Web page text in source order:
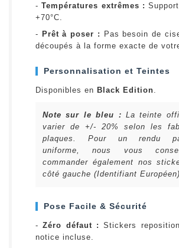
-Températures extrêmes :
+70°C.
- Prêt à poser :
Pas besoin de
découpés à la forme exacte de
Personnalisation et Teintes
Disponibles en Black Edition
Note sur le bleu : La teinte
varier de +/- 20% selon les
plaques. Pour un rendu
uniforme, nous vous
commander également nos
côté gauche (Identifiant Européen).
Pose Facile & Sécurité
-Zéro défaut : Stickers
notice incluse.